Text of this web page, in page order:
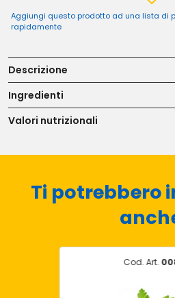
Aggiungi questo prodotto ad una lista di
rapidamente
Descrizione
Ingredienti
Valori nutrizionali
Ti potrebbero
Cod. Art.